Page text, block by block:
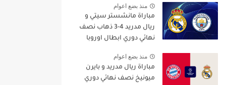
منذ بضع اعوام
مباراة مانشستر سيتي و
ريال مدريد 4-3 ذهاب نصف
نهائي دوري ابطال اوروبا
منذ بضع اعوام
مباراة ريال مدريد و بايرن
ميونيخ نصف نهائي دوري